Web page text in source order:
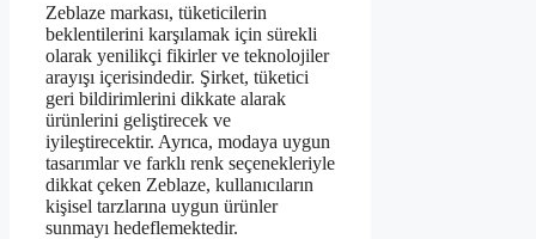
Zeblaze markası, tüketicilerin
beklentilerini karşılamak için sürekli
olarak yenilikçi fikirler ve teknolojiler
arayışı içerisindedir. Şirket, tüketici
geri bildirimlerini dikkate alarak
ürünlerini geliştirecek ve
iyileştirecektir. Ayrıca, modaya uygun
tasarımlar ve farklı renk seçenekleriyle
dikkat çeken Zeblaze, kullanıcıların
kişisel tarzlarına uygun ürünler
sunmayı hedeflemektedir.